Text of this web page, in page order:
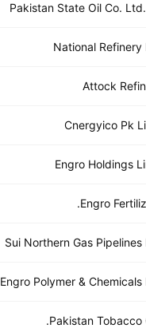
Pakistan State Oil Co.
National Refinery
Attock
Cnergyico Pk
Engro Holdings
Engro
Sui Northern Gas Pipelines
Engro Polymer & Chemicals
Pakistan Tobacco